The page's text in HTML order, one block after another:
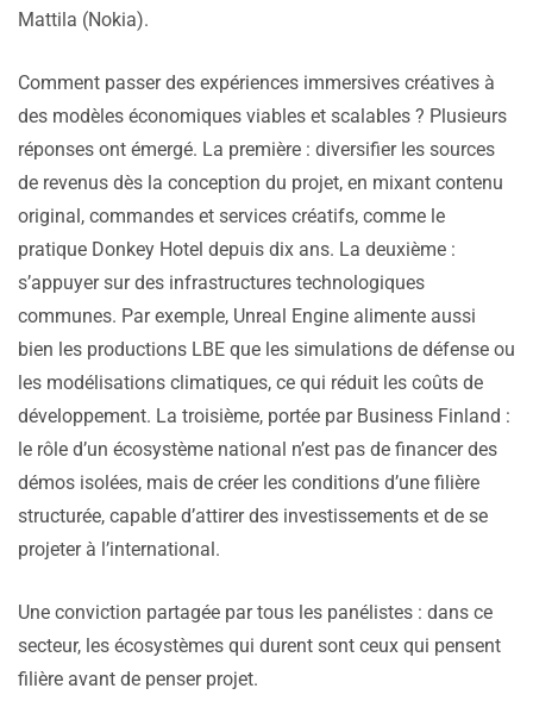
Mattila (Nokia).
Comment passer des expériences immersives créatives à
des modèles économiques viables et scalables ? Plusieurs
réponses ont émergé. La première : diversifier les sources
de revenus dès la conception du projet, en mixant contenu
original, commandes et services créatifs, comme le
pratique Donkey Hotel depuis dix ans. La deuxième :
s’appuyer sur des infrastructures technologiques
communes. Par exemple, Unreal Engine alimente aussi
bien les productions LBE que les simulations de défense ou
les modélisations climatiques, ce qui réduit les coûts de
développement. La troisième, portée par Business Finland :
le rôle d’un écosystème national n’est pas de financer des
démos isolées, mais de créer les conditions d’une filière
structurée, capable d’attirer des investissements et de se
projeter à l’international.
Une conviction partagée par tous les panélistes : dans ce
secteur, les écosystèmes qui durent sont ceux qui pensent
filière avant de penser projet.